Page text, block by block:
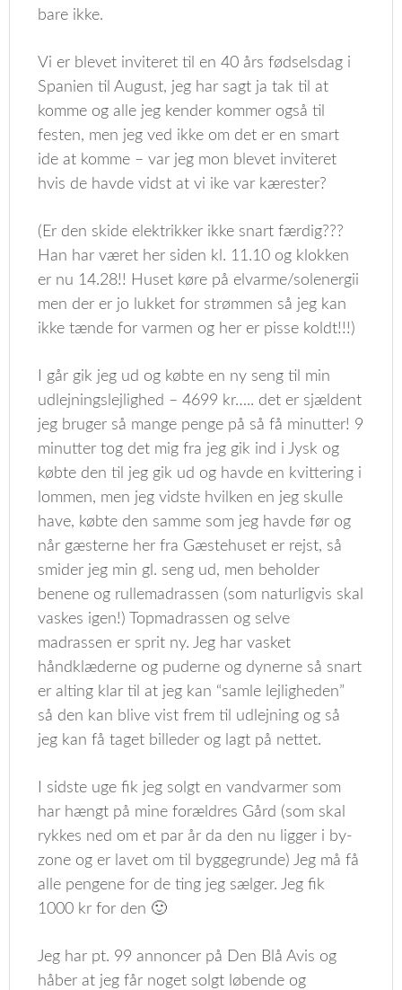
bare ikke.
Vi er blevet inviteret til en 40 års fødselsdag i
Spanien til August, jeg har sagt ja tak til at
komme og alle jeg kender kommer også til
festen, men jeg ved ikke om det er en smart
ide at komme – var jeg mon blevet inviteret
hvis de havde vidst at vi ike var kærester?
(Er den skide elektrikker ikke snart færdig???
Han har været her siden kl. 11.10 og klokken
er nu 14.28!! Huset køre på elvarme/solenergii
men der er jo lukket for strømmen så jeg kan
ikke tænde for varmen og her er pisse koldt!!!)
I går gik jeg ud og købte en ny seng til min
udlejningslejlighed – 4699 kr….. det er sjældent
jeg bruger så mange penge på så få minutter! 9
minutter tog det mig fra jeg gik ind i Jysk og
købte den til jeg gik ud og havde en kvittering i
lommen, men jeg vidste hvilken en jeg skulle
have, købte den samme som jeg havde før og
når gæsterne her fra Gæstehuset er rejst, så
smider jeg min gl. seng ud, men beholder
benene og rullemadrassen (som naturligvis skal
vaskes igen!) Topmadrassen og selve
madrassen er sprit ny. Jeg har vasket
håndklæderne og puderne og dynerne så snart
er alting klar til at jeg kan “samle lejligheden”
så den kan blive vist frem til udlejning og så
jeg kan få taget billeder og lagt på nettet.
I sidste uge fik jeg solgt en vandvarmer som
har hængt på mine forældres Gård (som skal
rykkes ned om et par år da den nu ligger i by-
zone og er lavet om til byggegrunde) Jeg må få
alle pengene for de ting jeg sælger. Jeg fik
1000 kr for den 🙂
Jeg har pt. 99 annoncer på Den Blå Avis og
håber at jeg får noget solgt løbende og